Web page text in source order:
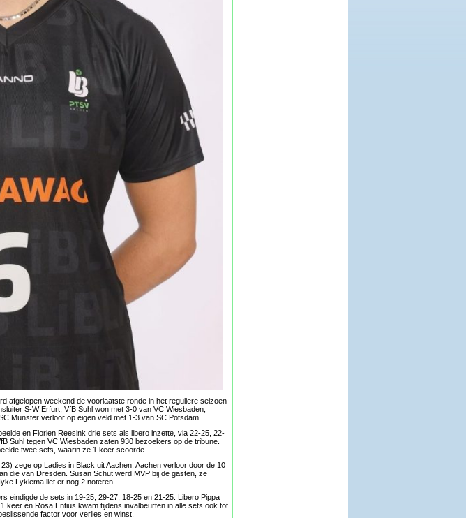
afgelopen weekend de voorlaatste ronde in het reguliere seizoen
S-W Erfurt, VfB Suhl won met 3-0 van VC Wiesbaden,
Münster verloor op eigen veld met 1-3 van SC Potsdam.
en Florien Reesink drie sets als libero inzette, via 22-25, 22-
Suhl tegen VC Wiesbaden zaten 930 bezoekers op de tribune.
twee sets, waarin ze 1 keer scoorde.
zege op Ladies in Black uit Aachen. Aachen verloor door de 10
die van Dresden. Susan Schut werd MVP bij de gasten, ze
Lyklema liet er nog 2 noteren.
eindigde de sets in 19-25, 29-27, 18-25 en 21-25. Libero Pippa
keer en Rosa Entius kwam tijdens invalbeurten in alle sets ook tot
factor voor verlies en winst.